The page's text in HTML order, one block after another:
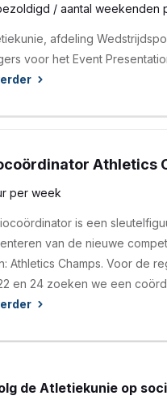
/ aantal weekenden
afdeling
voor het Event
Athletics
per week
is een
van de nieuwe
Athletics Champs. Voor de
en 24 zoeken we een
de Atletiekunie op